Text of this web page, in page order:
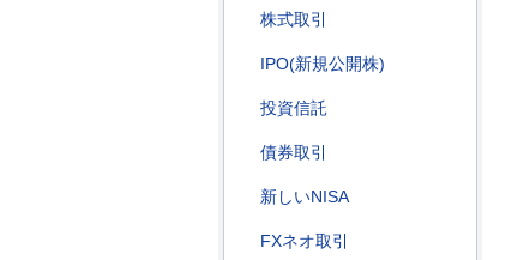
株式取引
IPO(新規公開株)
投資信託
債券取引
新しいNISA
FXネオ取引